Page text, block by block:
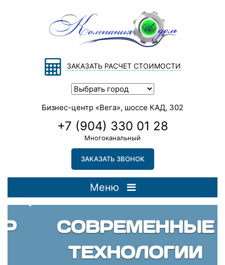
ЗАКАЗАТЬ РАСЧЕТ СТОИМОСТИ
Бизнес-центр «Вега», шоссе КАД, 302
+7 (904) 330 01 28
Многоканальный
ЗАКАЗАТЬ ЗВОНОК
Меню
СОВРЕМЕННЫЕ
ТЕХНОЛОГИИ